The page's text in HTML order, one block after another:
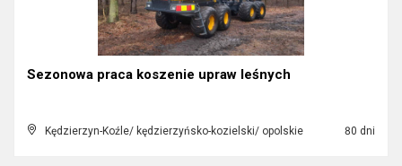
Sezonowa praca koszenie upraw leśnych
Kędzierzyn-Koźle/ kędzierzyńsko-kozielski/ opolskie 80 dni